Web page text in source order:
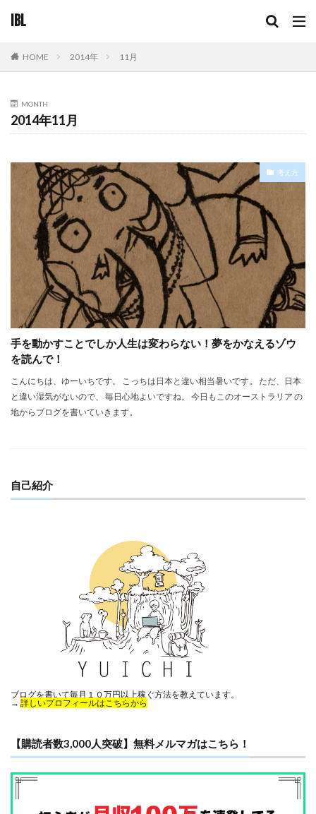
IBL
HOME 2014年 11月
MONTH
2014年11月
考え方
手を動かすことでしか人生は変わらない！夢をかなえるゾウ
を読んで！
こんにちは、ゆーいちです。 こっちは日本と違い相当暑いです。 ただ、日本
と違い湿気がないので、 毎日心地よいですね。 今日もこのオーストラリア の
地からブログを書いていきます。
自己紹介
ブログを書いて毎月１０万円以上稼ぐ方法を教えています。
→ 詳しいプロフィールはこちらから
【購読者数3,000人突破】無料メルマガはこちら！